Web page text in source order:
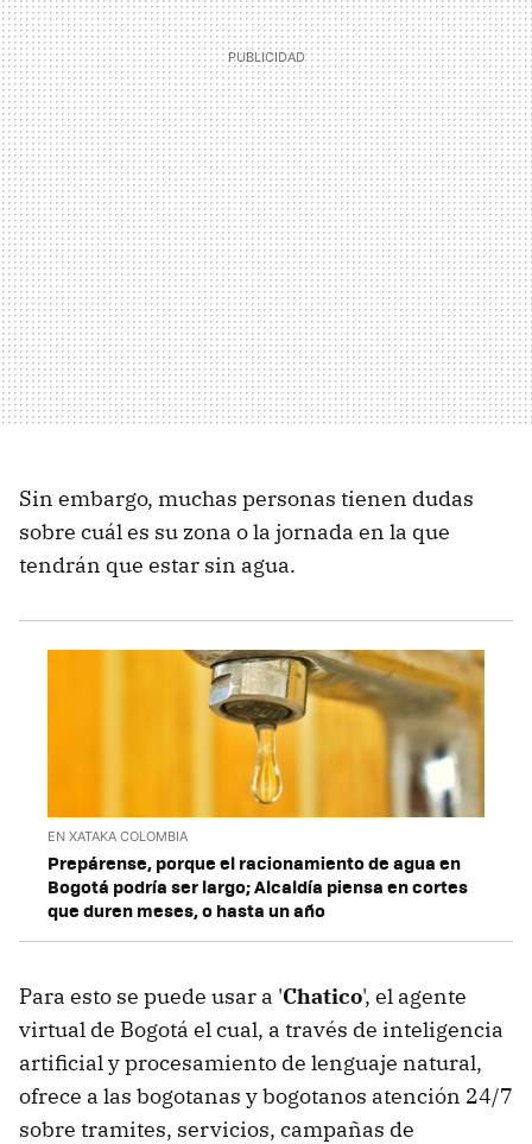
Sin embargo, muchas personas tienen dudas
sobre cuál es su zona o la jornada en la que
tendrán que estar sin agua.
EN XATAKA COLOMBIA
Prepárense, porque el racionamiento de agua en
Bogotá podría ser largo; Alcaldía piensa en cortes
que duren meses, o hasta un año
Para esto se puede usar a 'Chatico', el agente
virtual de Bogotá el cual, a través de inteligencia
artificial y procesamiento de lenguaje natural,
ofrece a las bogotanas y bogotanos atención 24/7
sobre tramites, servicios, campañas de